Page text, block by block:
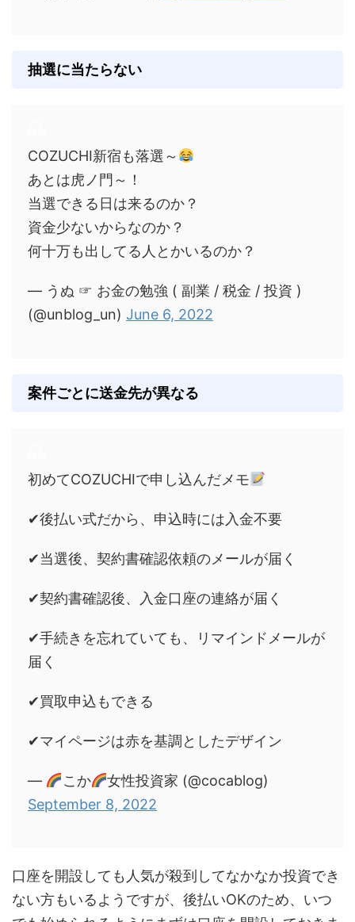
抽選に当たらない
COZUCHI新宿も落選～
あとは虎ノ門～！
当選できる日は来るのか？
資金少ないからなのか？
何十万も出してる人とかいるのか？
— うぬ ☞ お金の勉強 ( 副業 / 税金 / 投資 )
(@unblog_un) June 6, 2022
案件ごとに送金先が異なる
初めてCOZUCHIで申し込んだメモ
✔︎後払い式だから、申込時には入金不要
✔︎当選後、契約書確認依頼のメールが届く
✔︎契約書確認後、入金口座の連絡が届く
✔︎手続きを忘れていても、リマインドメールが
届く
✔︎買取申込もできる
✔︎マイページは赤を基調としたデザイン
— こか
女性投資家 (@cocablog)
September 8, 2022
口座を開設しても人気が殺到してなかなか投資でき
ない方もいるようですが、後払いOKのため、いつ